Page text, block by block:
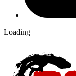
Loading